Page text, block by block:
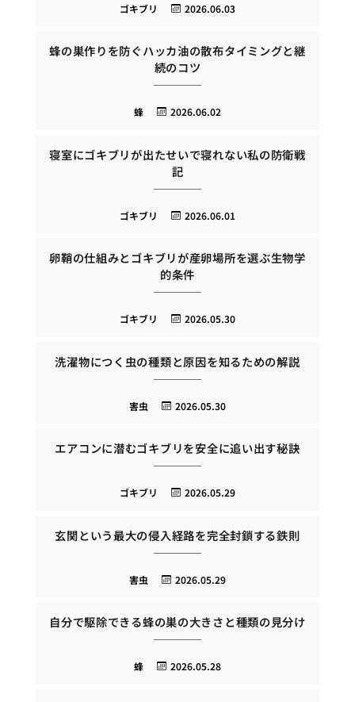
2026.06.03
ゴキブリ
蜂の巣作りを防ぐハッカ油の散布タイミングと継
続のコツ
2026.06.02
蜂
寝室にゴキブリが出たせいで寝れない私の防衛戦
記
2026.06.01
ゴキブリ
卵鞘の仕組みとゴキブリが産卵場所を選ぶ生物学
的条件
2026.05.30
ゴキブリ
洗濯物につく虫の種類と原因を知るための解説
2026.05.30
害虫
エアコンに潜むゴキブリを安全に追い出す秘訣
2026.05.29
ゴキブリ
玄関という最大の侵入経路を完全封鎖する鉄則
2026.05.29
害虫
自分で駆除できる蜂の巣の大きさと種類の見分け
2026.05.28
蜂